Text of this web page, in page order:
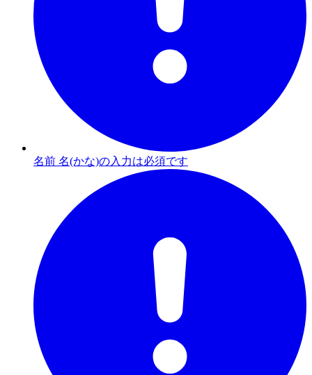
名前 名(かな)の入力は必須です